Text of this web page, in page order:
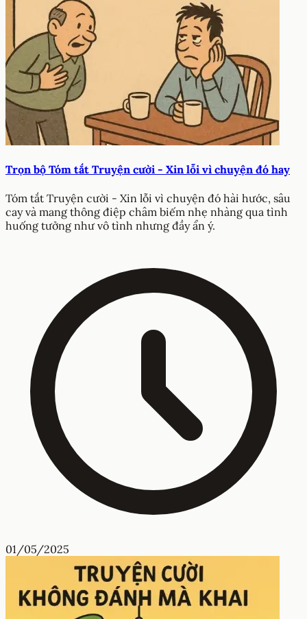
Trọn bộ Tóm tắt Truyện cười - Xin lỗi vì chuyện đó hay
Tóm tắt Truyện cười - Xin lỗi vì chuyện đó hài hước, sâu
cay và mang thông điệp châm biếm nhẹ nhàng qua tình
huống tưởng như vô tình nhưng đầy ẩn ý.
01/05/2025